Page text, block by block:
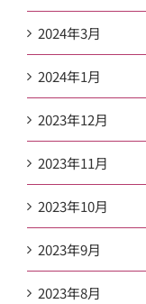
2024年3月
2024年1月
2023年12月
2023年11月
2023年10月
2023年9月
2023年8月